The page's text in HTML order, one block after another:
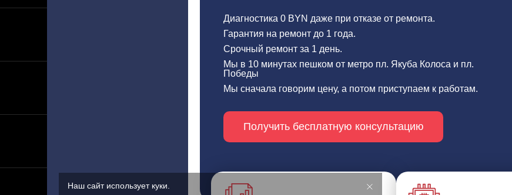
Диагностика 0 BYN даже при отказе от ремонта.
Гарантия на ремонт до 1 года.
Срочный ремонт за 1 день.
Мы в 10 минутах пешком от метро пл. Якуба Колоса и пл.
Победы
Мы сначала говорим цену, а потом приступаем к работам.
Получить бесплатную консультацию
Наш сайт использует куки.